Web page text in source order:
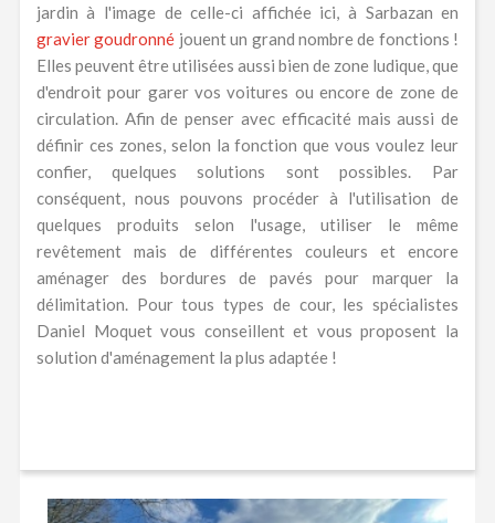
jardin à l'image de celle-ci affichée ici, à Sarbazan en
gravier goudronné jouent un grand nombre de fonctions !
Elles peuvent être utilisées aussi bien de zone ludique, que
d'endroit pour garer vos voitures ou encore de zone de
circulation. Afin de penser avec efficacité mais aussi de
définir ces zones, selon la fonction que vous voulez leur
confier, quelques solutions sont possibles. Par
conséquent, nous pouvons procéder à l'utilisation de
quelques produits selon l'usage, utiliser le même
revêtement mais de différentes couleurs et encore
aménager des bordures de pavés pour marquer la
délimitation. Pour tous types de cour, les spécialistes
Daniel Moquet vous conseillent et vous proposent la
solution d'aménagement la plus adaptée !